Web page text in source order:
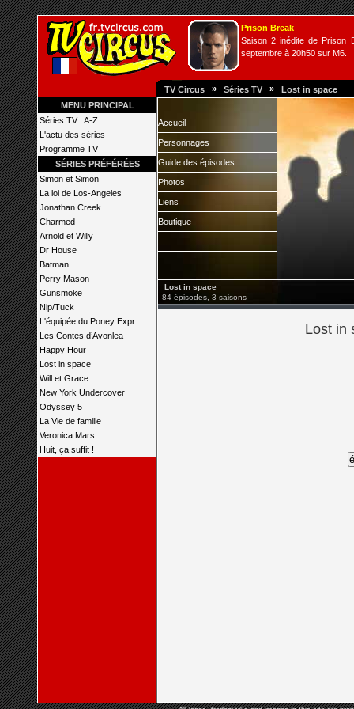
Prison Break
Saison 2 inédite de Prison
septembre à 20h50 sur M6.
TV Circus » Séries TV » Lost in space
MENU PRINCIPAL
Séries TV : A-Z
L'actu des séries
Programme TV
SÉRIES PRÉFÉRÉES
Simon et Simon
La loi de Los-Angeles
Jonathan Creek
Charmed
Arnold et Willy
Dr House
Batman
Perry Mason
Gunsmoke
Nip/Tuck
L'équipée du Poney Expr
Les Contes d’Avonlea
Happy Hour
Lost in space
Will et Grace
New York Undercover
Odyssey 5
La Vie de famille
Veronica Mars
Huit, ça suffit !
Accueil
Personnages
Guide des épisodes
Photos
Liens
Boutique
Lost in space
84 épisodes, 3 saisons
Lost in